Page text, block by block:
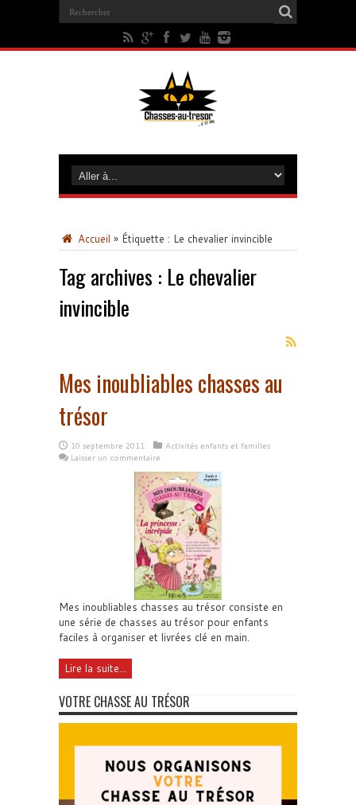
Accueil » Étiquette : Le chevalier invincible
Tag archives : Le chevalier
invincible
Mes inoubliables chasses au
trésor
10 septembre 2011
Activités enfants et familles
Laisser un commentaire
Mes inoubliables chasses au trésor consiste en
une série de chasses au trésor pour enfants
faciles à organiser et livrées clé en main.
Lire la suite...
VOTRE CHASSE AU TRÉSOR